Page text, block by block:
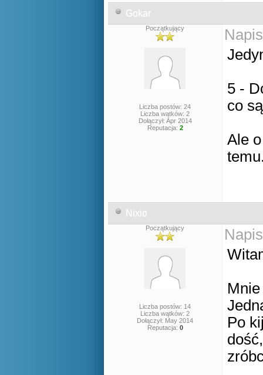
Gokar
Początkujący
Liczba postów: 24
Liczba wątków: 2
Dołączył: Apr 2014
Reputacja: 2
5 -
co
Ale
Nixio
Początkujący
Liczba postów: 14
Liczba wątków: 2
Dołączył: May 2014
Reputacja: 0
Po